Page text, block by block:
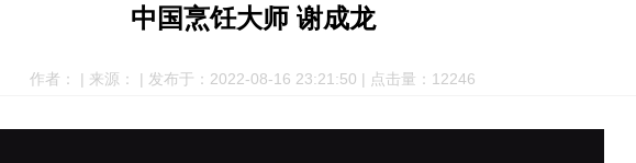
中国烹饪大师 谢成龙
作者： | 来源： | 发布于：2022-08-16 23:21:50 | 点击量：12246